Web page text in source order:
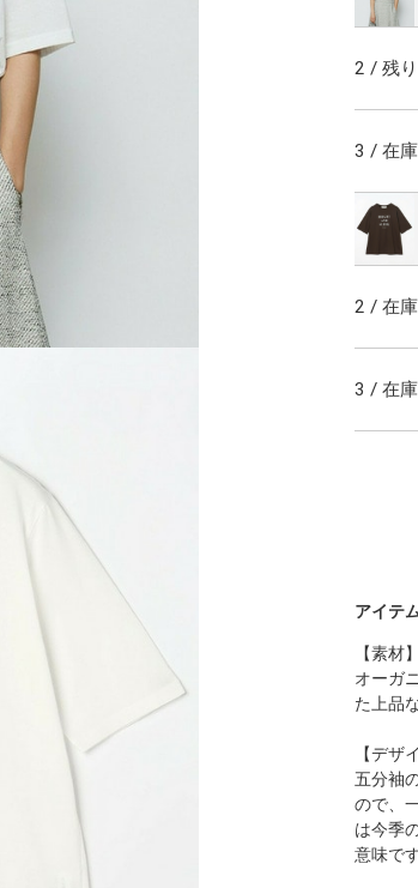
2 / 残
3 / 在
2 / 在
3 / 在
アイテ
【素材】
オーガ
た上品
【デザ
五分袖
ので、
は今季
意味です